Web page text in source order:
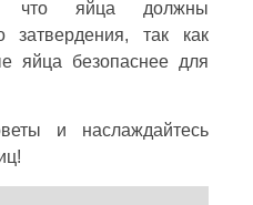
что яйца должны
затвердения, так как
яйца безопаснее для
и наслаждайтесь